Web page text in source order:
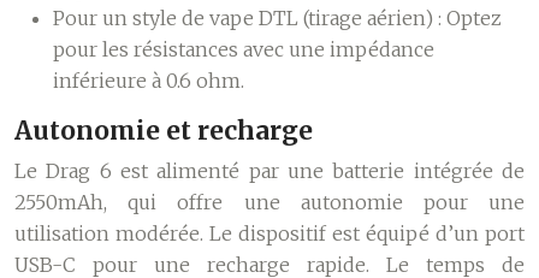
Pour un style de vape DTL (tirage aérien) : Optez
pour les résistances avec une impédance
inférieure à 0.6 ohm.
Autonomie et recharge
Le Drag 6 est alimenté par une batterie intégrée de
2550mAh, qui offre une autonomie pour une
utilisation modérée. Le dispositif est équipé d’un port
USB-C pour une recharge rapide. Le temps de